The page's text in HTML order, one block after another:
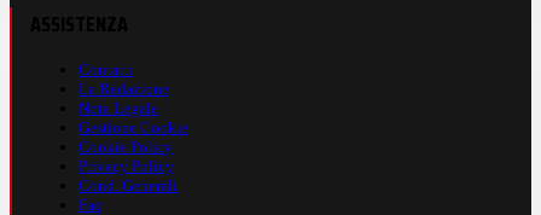
Contatti
La Redazione
Nota Legale
Gestione Cookie
Cookie Policy
Privacy Policy
Cond. Generali
Faq